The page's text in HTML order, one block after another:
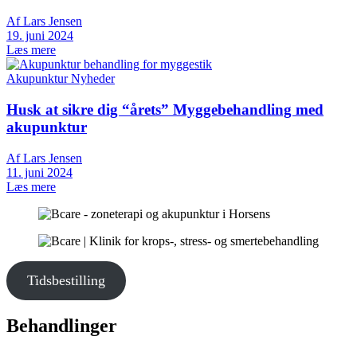
Af Lars Jensen
19. juni 2024
Læs mere
Akupunktur Nyheder
Husk at sikre dig “årets” Myggebehandling med
akupunktur
Af Lars Jensen
11. juni 2024
Læs mere
Tidsbestilling
Behandlinger